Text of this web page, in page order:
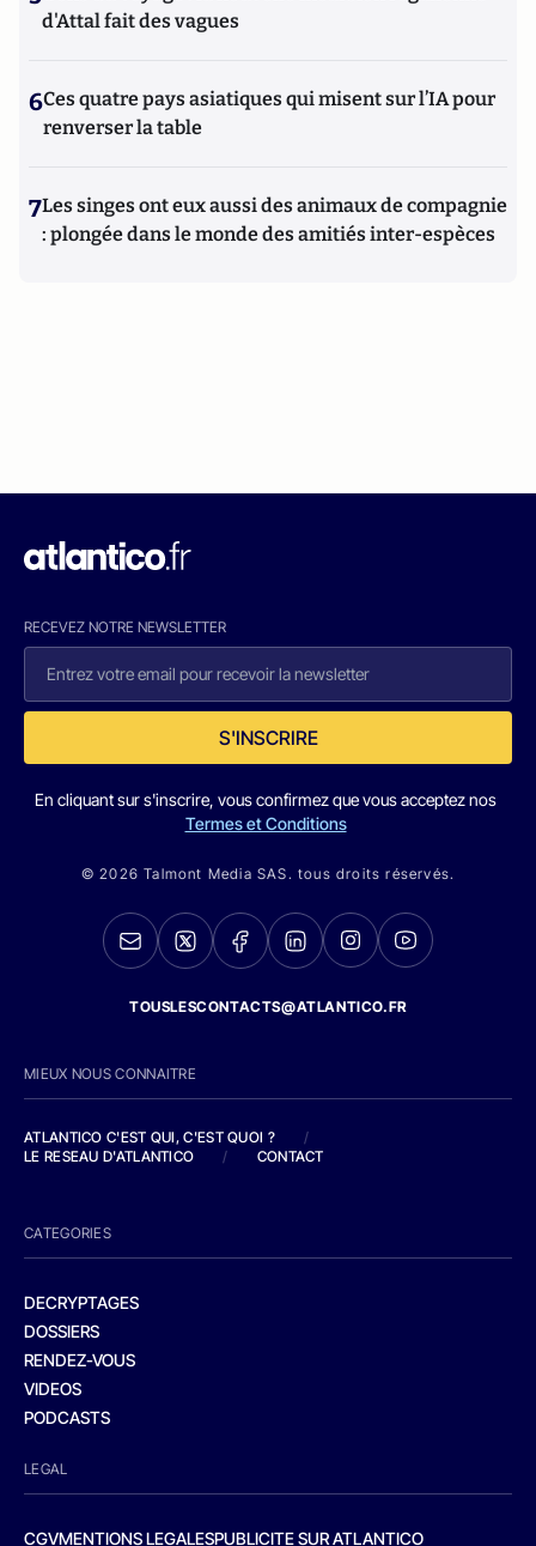
d'Attal fait des vagues
6Ces quatre pays asiatiques qui misent sur l’IA pour
renverser la table
7Les singes ont eux aussi des animaux de compagnie
: plongée dans le monde des amitiés inter-espèces
RECEVEZ NOTRE NEWSLETTER
S'INSCRIRE
En cliquant sur s'inscrire, vous confirmez que vous acceptez nos
Termes et Conditions
© 2026 Talmont Media SAS. tous droits réservés.
TOUSLESCONTACTS@ATLANTICO.FR
MIEUX NOUS CONNAITRE
ATLANTICO C'EST QUI, C'EST QUOI ?
/
LE RESEAU D'ATLANTICO
/ CONTACT
CATEGORIES
DECRYPTAGES
DOSSIERS
RENDEZ-VOUS
VIDEOS
PODCASTS
LEGAL
CGVMENTIONS LEGALESPUBLICITE SUR ATLANTICO